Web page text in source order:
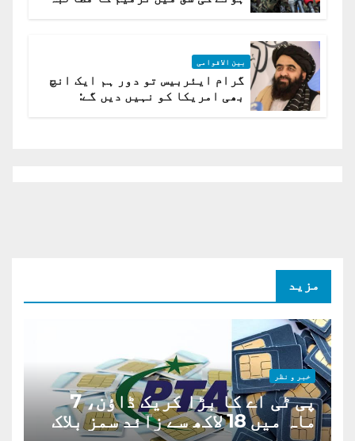
بین الاقوامی
گرام ایئربیس تو دور ہم ایک انچ
بھی امریکا کو نہیں دیں گے:
مزید
خبر و نظر
پی ٹی اے کا بڑا کریک ڈاؤن، 7
ماہ میں 18 لاکھ سے زائد سمز بلاک